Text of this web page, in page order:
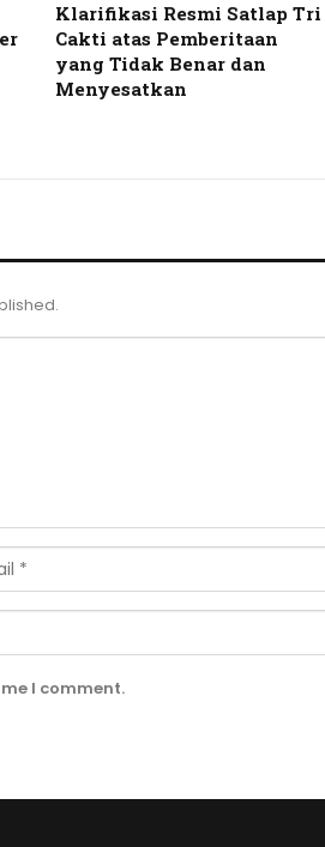
Klarifikasi Resmi Satlap Tri
Cakti atas Pemberitaan
yang Tidak Benar dan
Menyesatkan
I comment.